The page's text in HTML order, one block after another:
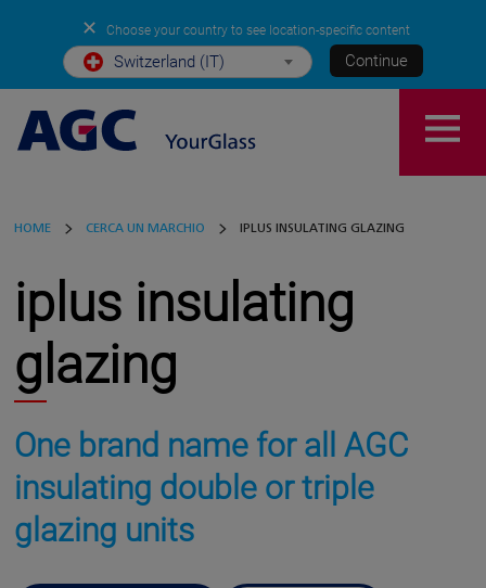
✕ Choose your country to see location-specific content
Switzerland (IT) Continue
HOME CERCA UN MARCHIO IPLUS INSULATING GLAZING
iplus insulating
glazing
One brand name for all AGC
insulating double or triple
glazing units